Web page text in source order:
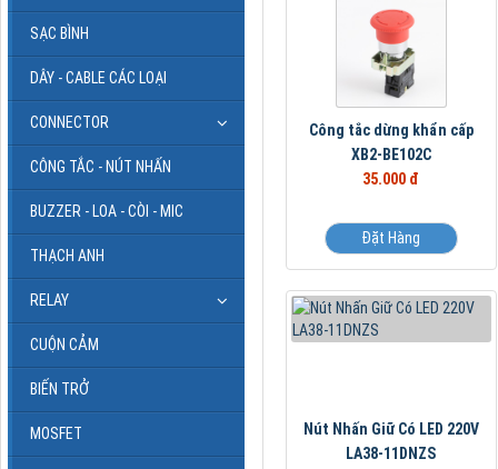
Công tắc dừng khẩn cấp
XB2-BE102C
35.000 đ
Đặt Hàng
Nút Nhấn Giữ Có LED 220V
LA38-11DNZS
SẠC BÌNH
DÂY - CABLE CÁC LOẠI
CONNECTOR
CÔNG TẮC - NÚT NHẤN
BUZZER - LOA - CÒI - MIC
THẠCH ANH
RELAY
CUỘN CẢM
BIẾN TRỞ
MOSFET